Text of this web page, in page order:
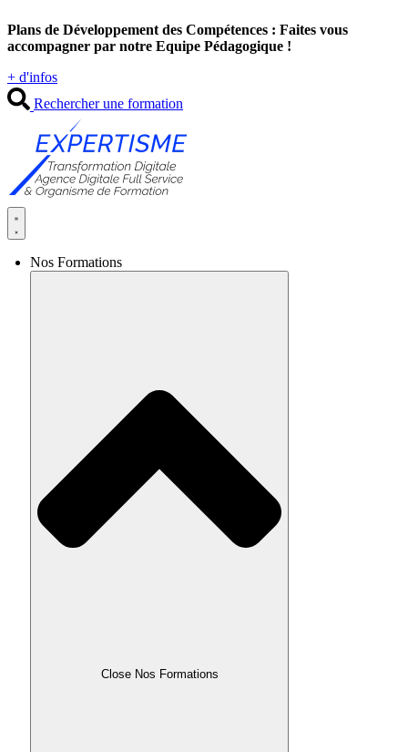
au
contenu
Plans de Développement des Compétences : Faites vous
accompagner par notre Equipe Pédagogique !
+ d'infos
Rechercher une formation
Nos Formations
Close Nos Formations